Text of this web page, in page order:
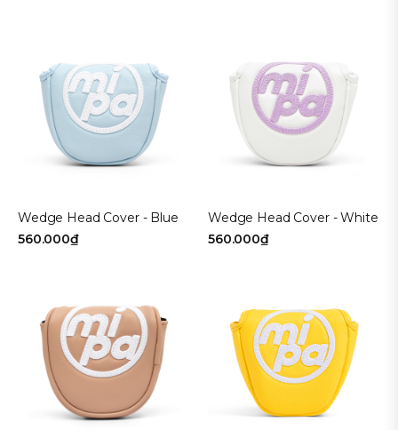
Wedge Head Cover - Blue
560.000₫
Wedge Head Cover - White
560.000₫